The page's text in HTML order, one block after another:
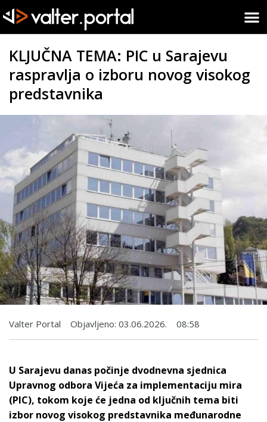
KLJUČNA TEMA: PIC u Sarajevu
raspravlja o izboru novog visokog
predstavnika
Valter Portal Objavljeno: 03.06.2026. 08:58
U Sarajevu danas počinje dvodnevna sjednica
Upravnog odbora Vijeća za implementaciju mira
(PIC), tokom koje će jedna od ključnih tema biti
izbor novog visokog predstavnika međunarodne